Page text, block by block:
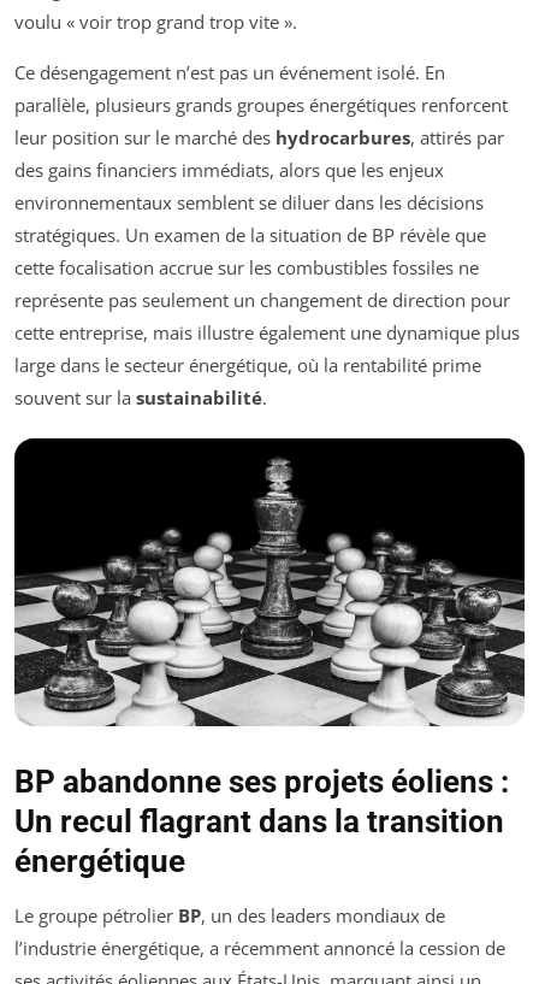
voulu « voir trop grand trop vite ».
Ce désengagement n’est pas un événement isolé. En
parallèle, plusieurs grands groupes énergétiques renforcent
leur position sur le marché des hydrocarbures, attirés par
des gains financiers immédiats, alors que les enjeux
environnementaux semblent se diluer dans les décisions
stratégiques. Un examen de la situation de BP révèle que
cette focalisation accrue sur les combustibles fossiles ne
représente pas seulement un changement de direction pour
cette entreprise, mais illustre également une dynamique plus
large dans le secteur énergétique, où la rentabilité prime
souvent sur la sustainabilité.
BP abandonne ses projets éoliens :
Un recul flagrant dans la transition
énergétique
Le groupe pétrolier BP, un des leaders mondiaux de
l’industrie énergétique, a récemment annoncé la cession de